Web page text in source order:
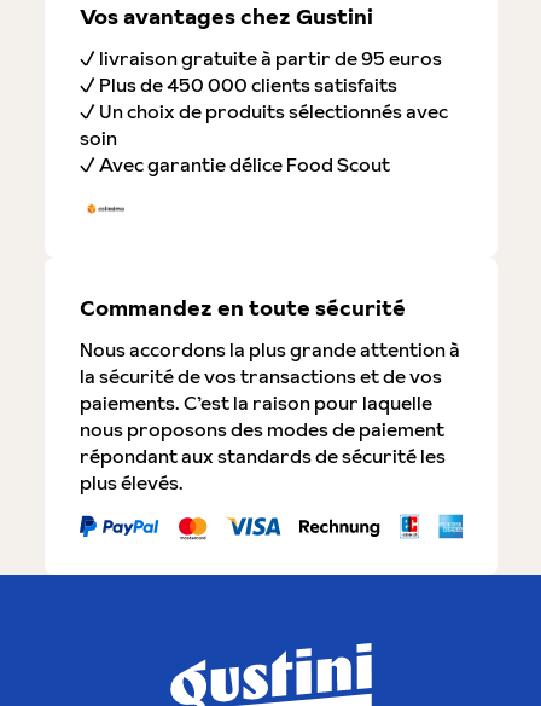
Vos avantages chez Gustini
✓ livraison gratuite à partir de 95 euros
✓ Plus de 450 000 clients satisfaits
✓ Un choix de produits sélectionnés avec
soin
✓ Avec garantie délice Food Scout
Commandez en toute sécurité
Nous accordons la plus grande attention à
la sécurité de vos transactions et de vos
paiements. C’est la raison pour laquelle
nous proposons des modes de paiement
répondant aux standards de sécurité les
plus élevés.